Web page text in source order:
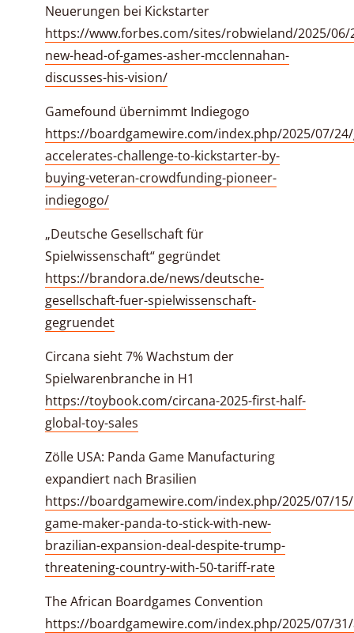
Neuerungen bei Kickstarter
https://www.forbes.com/sites/robwieland/2025/
new-head-of-games-asher-mcclennahan-
discusses-his-vision/
Gamefound übernimmt Indiegogo
https://boardgamewire.com/index.php/2025/07/
accelerates-challenge-to-kickstarter-by-
buying-veteran-crowdfunding-pioneer-
indiegogo/
„Deutsche Gesellschaft für
Spielwissenschaft“ gegründet
https://brandora.de/news/deutsche-
gesellschaft-fuer-spielwissenschaft-
gegruendet
Circana sieht 7% Wachstum der
Spielwarenbranche in H1
https://toybook.com/circana-2025-first-half-
global-toy-sales
Zölle USA: Panda Game Manufacturing
expandiert nach Brasilien
https://boardgamewire.com/index.php/2025/07/
game-maker-panda-to-stick-with-new-
brazilian-expansion-deal-despite-trump-
threatening-country-with-50-tariff-rate
The African Boardgames Convention
https://boardgamewire.com/index.php/2025/07/